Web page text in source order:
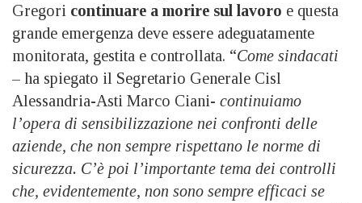
Gregori continuare a morire sul lavoro e questa
grande emergenza deve essere adeguatamente
monitorata, gestita e controllata. “Come sindacati
– ha spiegato il Segretario Generale Cisl
Alessandria-Asti Marco Ciani- continuiamo
l’opera di sensibilizzazione nei confronti delle
aziende, che non sempre rispettano le norme di
sicurezza. C’è poi l’importante tema dei controlli
che, evidentemente, non sono sempre efficaci se